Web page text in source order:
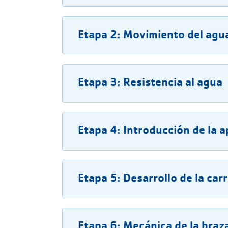
Etapa 2: Movimiento del
Etapa 3: Resistencia al agua
Etapa 4: Introducción de la
Etapa 5: Desarrollo de la